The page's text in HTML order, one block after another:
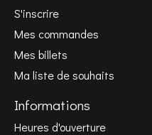
S'inscrire
Mes commandes
Mes billets
Ma liste de souhaits
Informations
Heures d'ouverture